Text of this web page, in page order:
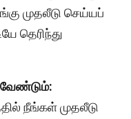
முதலீடு செய்யப்
தெரிந்து
நீங்கள் முதலீடு